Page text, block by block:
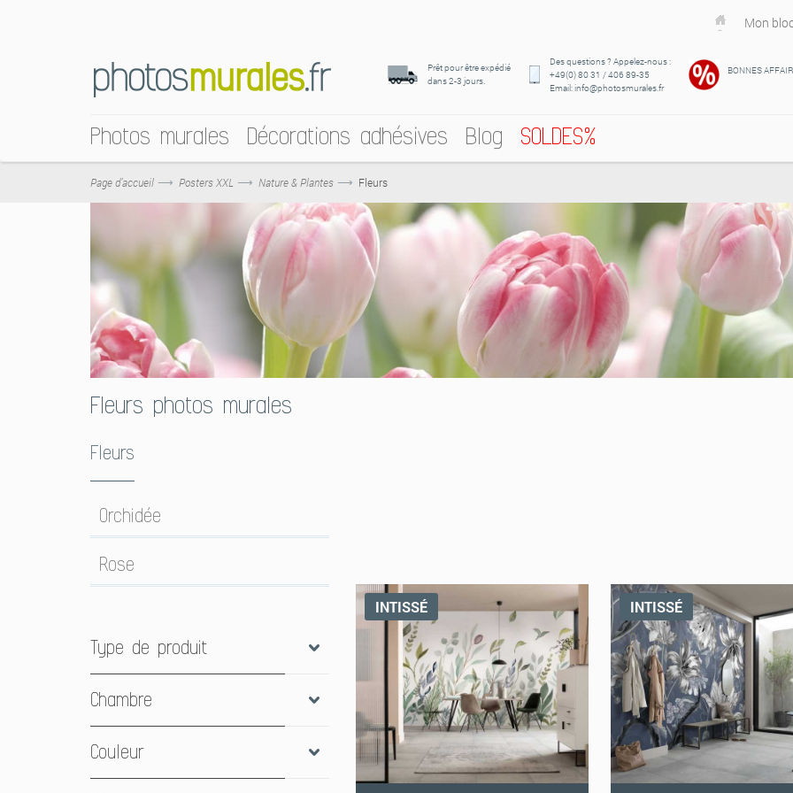
Mon
Prêt pour être expédié
dans 2-3 jours.
Des questions ? Appelez-nous :
+49(0) 80 31 / 406 89-35
Email: info@photosmurales.fr
BONNES
Photos murales Décorations adhésives Blog SOLDES%
Page d’accueil Posters XXL Nature & Plantes Fleurs
Fleurs photos murales
Fleurs
Orchidée
Rose
Type de produit
papier peint panoramique
Chambre
Bureau(1)
Chambre à coucher(8)
Couleur
INTISSÉ INTISSÉ